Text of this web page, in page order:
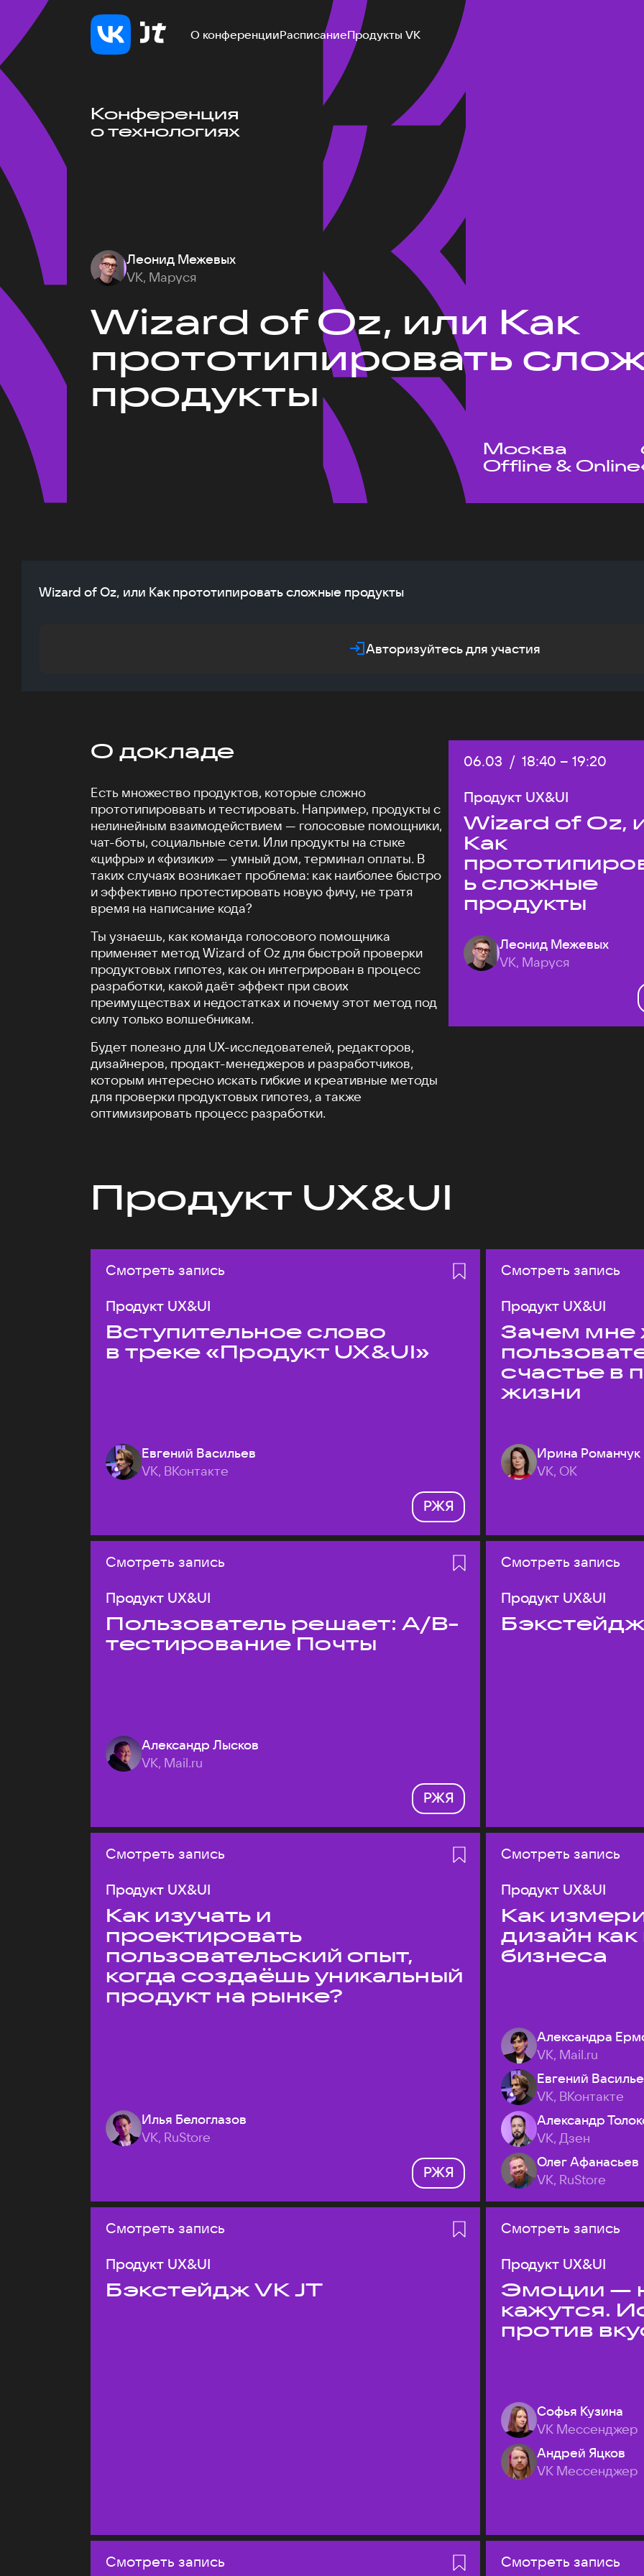
О конференцииРасписаниеПродукты VK
Конференция
о технологиях
Леонид Межевых
VK, Маруся
Wizard of Oz, или Как
прототипировать
продукты
Москва
Offline & Online
Wizard of Oz, или Как прототипировать сложные продукты
Авторизуйтесь для участия
О докладе
Есть множество продуктов, которые сложно
прототипироввать и тестировать. Например, продукты с
нелинейным взаимодействием — голосовые помощники,
чат-боты, социальные сети. Или продукты на стыке
«цифры» и «физики» — умный дом, терминал оплаты. В
таких случаях возникает проблема: как наиболее быстро
и эффективно протестировать новую фичу, не тратя
время на написание кода?
Ты узнаешь, как команда голосового помощника
применяет метод Wizard of Oz для быстрой проверки
продуктовых гипотез, как он интегрирован в процесс
разработки, какой даёт эффект при своих
преимуществах и недостатках и почему этот метод под
силу только волшебникам.
Будет полезно для UX-исследователей, редакторов,
дизайнеров, продакт-менеджеров и разработчиков,
которым интересно искать гибкие и креативные методы
для проверки продуктовых гипотез, а также
оптимизировать процесс разработки.
Дата:
06.03 / Начало:
18:40 – Конец:
19:20
Продукт UX&UI
Wizard of Oz,
Как
ь сложные
продукты
Леонид Межевых
VK, Маруся
Продукт UX&UI
Смотреть запись
Продукт UX&UI
Вступительное слово
в треке «Продукт UX&UI»
Евгений Васильев
VK, ВКонтакте
РЖЯ
Смотреть запись
Продукт UX&UI
Зачем мне
счастье в
жизни
Ирина Романчук
VK, ОК
Смотреть запись
Продукт UX&UI
Пользователь решает: A/B-
тестирование Почты
Александр Лысков
VK, Mail.ru
РЖЯ
Смотреть запись
Продукт UX&UI
Бэкстейдж
Смотреть запись
Продукт UX&UI
Как изучать и
проектировать
пользовательский опыт,
когда создаёшь уникальный
продукт на рынке?
Илья Белоглазов
VK, RuStore
РЖЯ
Смотреть запись
Продукт UX&UI
Как
дизайн
бизнеса
Александра
VK, Mail.ru
Евгений
VK, ВКонтакте
Александр
VK, Дзен
Олег Афанасьев
VK, RuStore
Смотреть запись
Продукт UX&UI
Бэкстейдж VK JT
Смотреть запись
Продукт UX&UI
Эмоции —
кажутся.
против
Софья Кузина
VK Мессенджер
Андрей Яцков
VK Мессенджер
Смотреть запись Смотреть запись